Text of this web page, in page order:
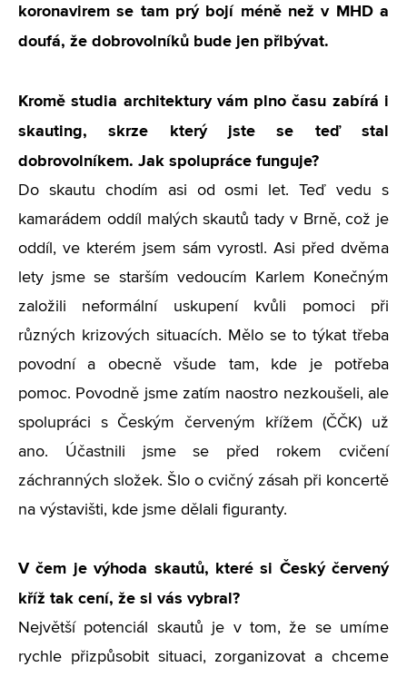
koronavirem se tam prý bojí méně než v MHD a
doufá, že dobrovolníků bude jen přibývat.
Kromě studia architektury vám plno času zabírá i
skauting, skrze který jste se teď stal
dobrovolníkem. Jak spolupráce funguje?
Do skautu chodím asi od osmi let. Teď vedu s
kamarádem oddíl malých skautů tady v Brně, což je
oddíl, ve kterém jsem sám vyrostl. Asi před dvěma
lety jsme se starším vedoucím Karlem Konečným
založili neformální uskupení kvůli pomoci při
různých krizových situacích. Mělo se to týkat třeba
povodní a obecně všude tam, kde je potřeba
pomoc. Povodně jsme zatím naostro nezkoušeli, ale
spolupráci s Českým červeným křížem (ČČK) už
ano. Účastnili jsme se před rokem cvičení
záchranných složek. Šlo o cvičný zásah při koncertě
na výstavišti, kde jsme dělali figuranty.
V čem je výhoda skautů, které si Český červený
kříž tak cení, že si vás vybral?
Největší potenciál skautů je v tom, že se umíme
rychle přizpůsobit situaci, zorganizovat a chceme